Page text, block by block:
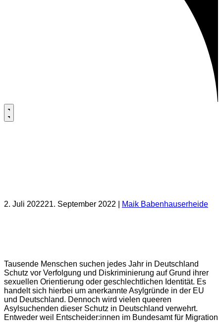
2. Juli 202221. September 2022 Maik Babenhauserheide
Tausende Menschen suchen jedes Jahr in Deutschland
Schutz vor Verfolgung und Diskriminierung auf Grund ihrer
sexuellen Orientierung oder geschlechtlichen Identität. Es
handelt sich hierbei um anerkannte Asylgründe in der EU
und Deutschland. Dennoch wird vielen queeren
Asylsuchenden dieser Schutz in Deutschland verwehrt.
Entweder weil Entscheider:innen im Bundesamt für Migration